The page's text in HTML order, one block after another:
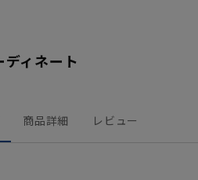
ィネート
商品詳細 レビュー